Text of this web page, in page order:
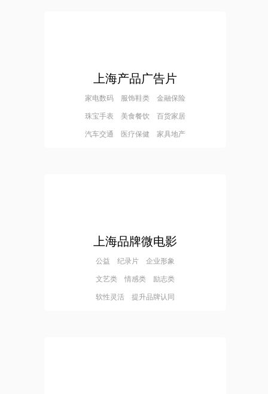
上海产品广告片
家电数码 服饰鞋类 金融保险
珠宝手表 美食餐饮 百货家居
汽车交通 医疗保健 家具地产
上海品牌微电影
公益 纪录片 企业形象
文艺类 情感类 励志类
软性灵活 提升品牌认同